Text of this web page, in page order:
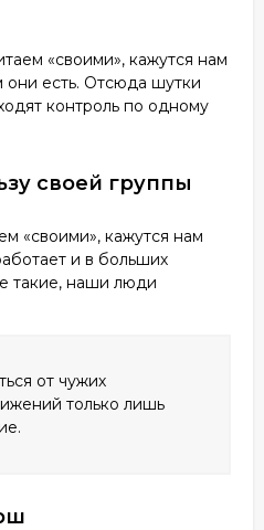
«своими», кажутся нам
есть. Отсюда шутки
контроль по одному
своей группы
«своими», кажутся нам
и в больших
такие, наши люди
от чужих
только лишь